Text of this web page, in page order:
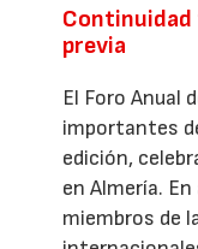
Continuidad
previa
El Foro Anual
importantes
edición,
en Almería.
miembros de